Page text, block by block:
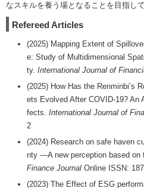
なスキルを養う場となることを目指して
Refereed Articles
(2025) Mapping Extent of
e: Study of Multidimensional
ty. International Journal of
(2025) How Has the Renminbi’s
ets Evolved After COVID-19? An
fects. International Journal of
2
(2024) Research on safe haven
nty —A new perception based on
Finance Journal Online ISSN:
(2023) The Effect of ESG